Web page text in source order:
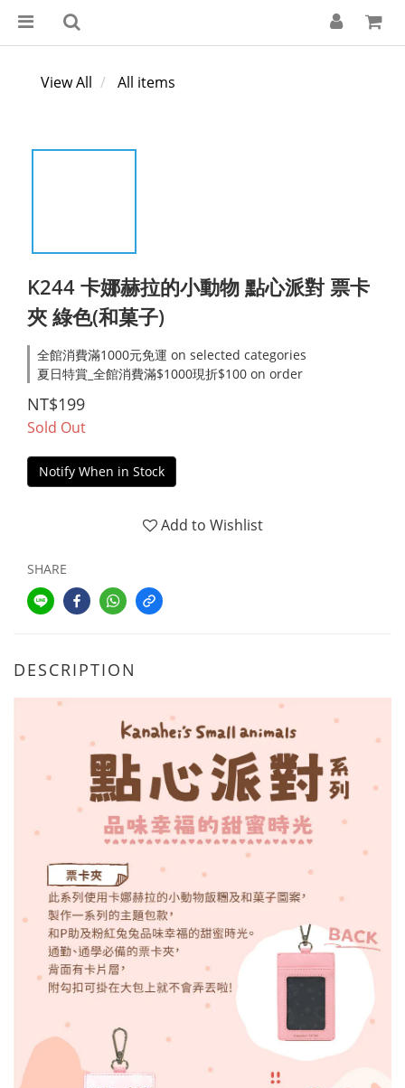
View All All items
K244 卡娜赫拉的小動物 點心派對 票卡
夾 綠色(和菓子)
全館消費滿1000元免運 on selected categories
夏日特賞_全館消費滿$1000現折$100 on order
NT$199
Sold Out
Notify When in Stock
Add to Wishlist
SHARE
DESCRIPTION